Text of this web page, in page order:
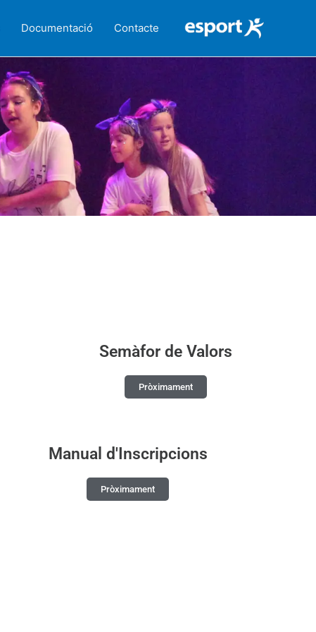
Documentació Contacte
Semàfor de Valors
Pròximament
Manual d'Inscripcions
Pròximament